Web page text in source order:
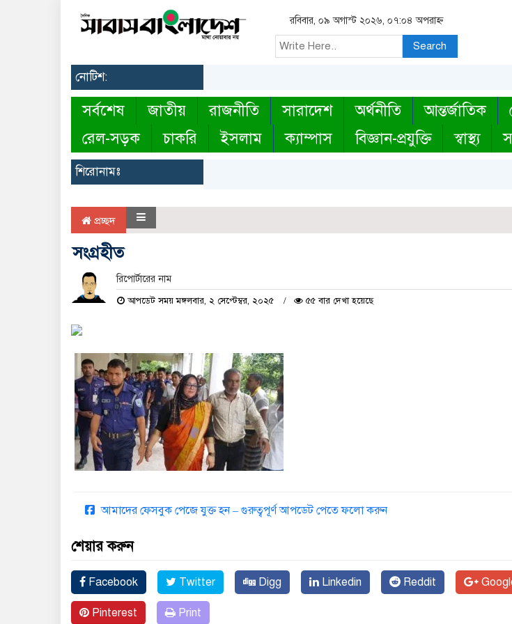
রবিবার, ০৯ অগাস্ট ২০২৬, ০৭:০৪ অপরাহ্ন
Search
নোটিশ:
সর্বশেষ জাতীয় রাজনীতি সারাদেশ অর্থনীতি আন্তর্জাতিক
রেল-সড়ক
চাকরি ইসলাম ক্যাম্পাস বিজ্ঞান-প্রযুক্তি স্বাস্থ্য
শিরোনামঃ
প্রচ্ছদ
সংগ্রহীত
রিপোর্টারের নাম
আপডেট সময় মঙ্গলবার, ২ সেপ্টেম্বর, ২০২৫ ৫৫ বার দেখা হয়েছে
আমাদের ফেসবুক পেজে যুক্ত হন – গুরুত্বপূর্ণ আপডেট পেতে ফলো করুন
শেয়ার করুন
Facebook Twitter Digg Linkedin Reddit
Pinterest Print